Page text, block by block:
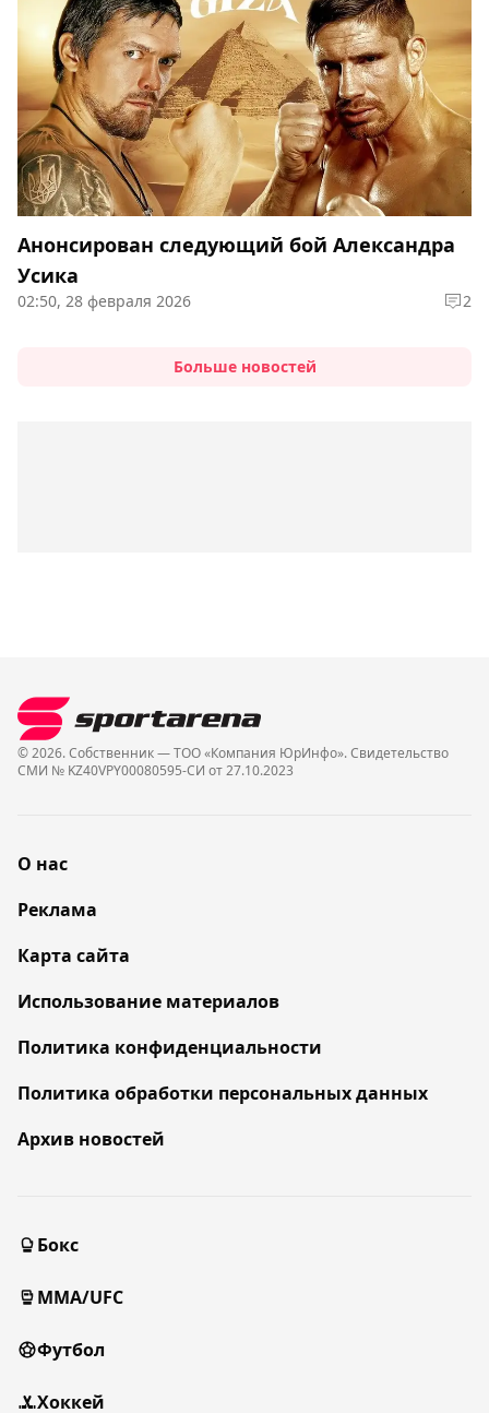
Анонсирован следующий бой Александра
Усика
02:50, 28 февраля 2026 2
Больше новостей
© 2026. Собственник — ТОО «Компания ЮрИнфо». Cвидетельство
СМИ № KZ40VPY00080595-СИ от 27.10.2023
О нас
Реклама
Карта сайта
Использование материалов
Политика конфиденциальности
Политика обработки персональных данных
Архив новостей
Бокс
MMA/UFC
Футбол
Хоккей